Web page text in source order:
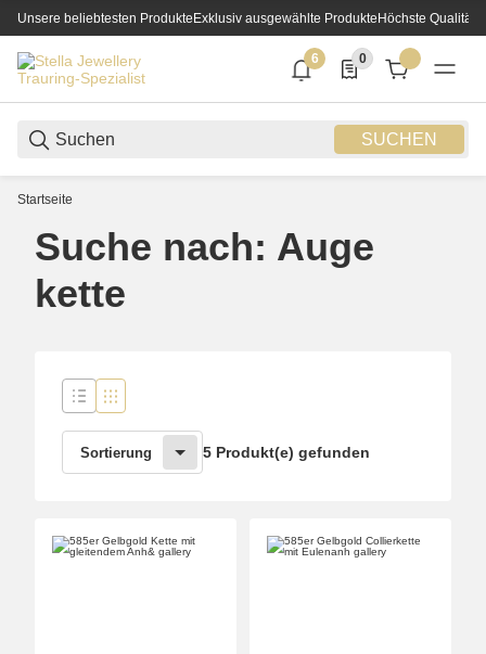
Unsere beliebtesten ProdukteExklusiv ausgewählte ProdukteHöchste Qualität
SUCHEN
6
6 neue Notifizierungen
0
0 Produkte in der
Startseite
Suche nach: Auge
kette
Sortierung 5 Produkt(e) gefunden